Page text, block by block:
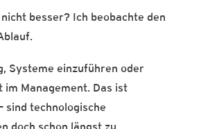
besser? Ich beobachte den
Systeme einzuführen oder
im Management. Das ist
sind technologische